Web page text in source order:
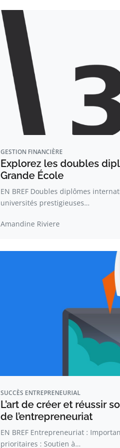
GESTION FINANCIÈRE
Explorez les doubles
Grande École
EN BREF Doubles diplômes
universités prestigieuses…
Amandine Riviere
SUCCÈS ENTREPRENEURIAL
L’art de créer et réussir
de l’entrepreneuriat
EN BREF Entrepreneuriat :
prioritaires : Soutien à…